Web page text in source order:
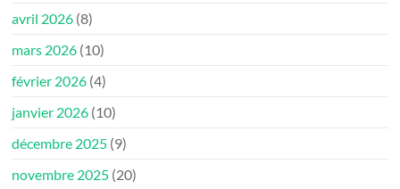
avril 2026 (8)
mars 2026 (10)
février 2026 (4)
janvier 2026 (10)
décembre 2025 (9)
novembre 2025 (20)